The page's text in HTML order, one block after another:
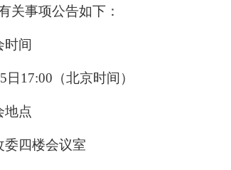
关事项公告如下：
时间
5 日 17:00 （北京时间）
地点
委四楼会议室